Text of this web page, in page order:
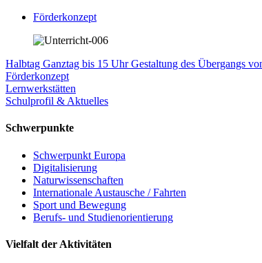
Förderkonzept
Halbtag Ganztag bis 15 UhrGestaltung des Übergangs
Förderkonzept
Lernwerkstätten
Schulprofil & Aktuelles
Schwerpunkte
Schwerpunkt Europa
Digitalisierung
Naturwissenschaften
Internationale Austausche / Fahrten
Sport und Bewegung
Berufs- und Studienorientierung
Vielfalt der Aktivitäten